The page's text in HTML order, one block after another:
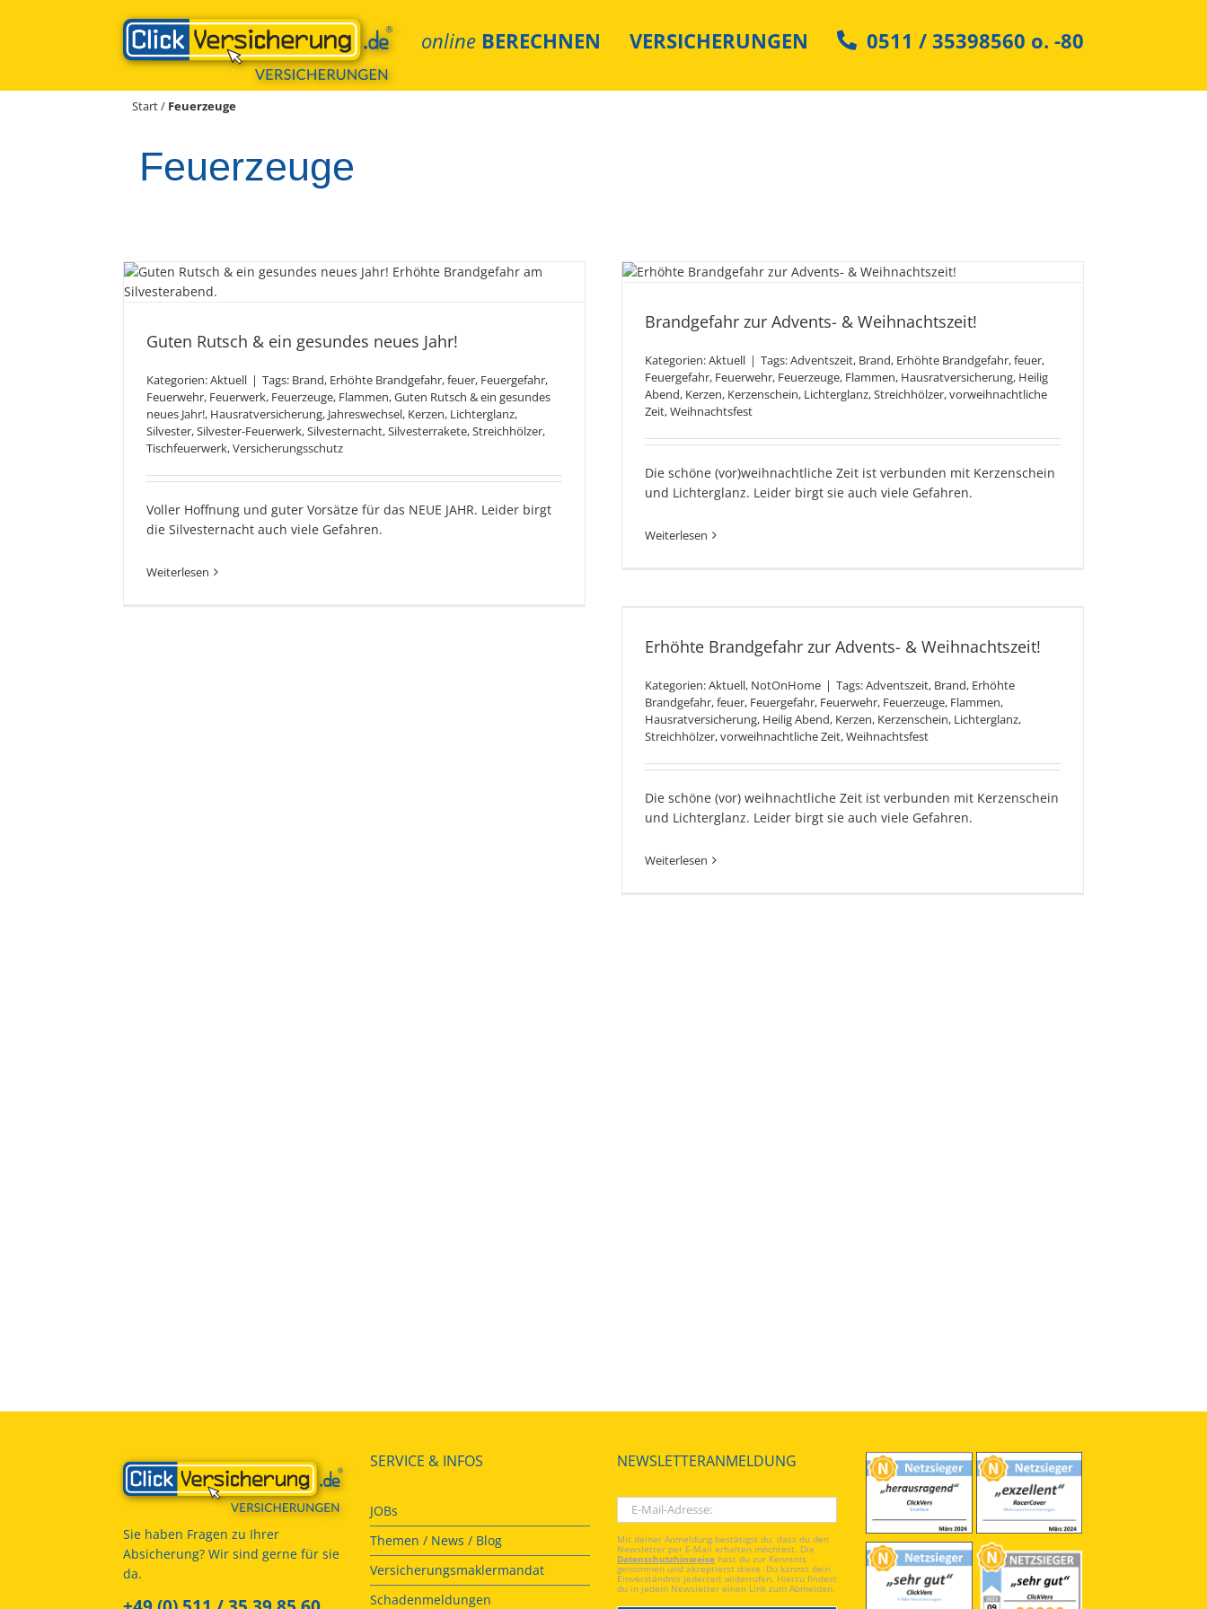
online BERECHNEN VERSICHERUNGEN 0511 / 35398560 o. -80
Start/ Feuerzeuge
Feuerzeuge
Jahr!
Guten Rutsch & ein gesundes neues Jahr!
Kategorien:Aktuell | Tags: Brand, Erhöhte Brandgefahr,feuer, Feuergefahr,
Feuerwehr, Feuerwerk, Feuerzeuge, Flammen,Guten Rutsch & ein gesundes
neues Jahr!, Hausratversicherung, Jahreswechsel, Kerzen, Lichterglanz,
Silvester,Silvester-Feuerwerk,Silvesternacht,Silvesterrakete,Streichhölzer,
Tischfeuerwerk,Versicherungsschutz
Voller Hoffnung und guter Vorsätze für das NEUE JAHR. Leider birgt
die Silvesternacht auch viele Gefahren.
Weiterlesen
Brandgefahr zur Advents- &
Weihnachtszeit!
Brandgefahr zur Advents- & Weihnachtszeit!
Kategorien:Aktuell | Tags:Adventszeit, Brand, Erhöhte Brandgefahr,feuer,
Feuergefahr, Feuerwehr, Feuerzeuge, Flammen, Hausratversicherung, Heilig
Abend, Kerzen, Kerzenschein, Lichterglanz,Streichhölzer,vorweihnachtliche
Zeit,Weihnachtsfest
Die schöne (vor)weihnachtliche Zeit ist verbunden mit Kerzenschein
und Lichterglanz. Leider birgt sie auch viele Gefahren.
Weiterlesen
Erhöhte Brandgefahr zur Advents- & Weihnachtszeit!
Kategorien:Aktuell, NotOnHome | Tags:Adventszeit, Brand, Erhöhte
Brandgefahr,feuer, Feuergefahr, Feuerwehr, Feuerzeuge, Flammen,
Hausratversicherung, Heilig Abend, Kerzen, Kerzenschein, Lichterglanz,
Streichhölzer,vorweihnachtliche Zeit,Weihnachtsfest
Die schöne (vor) weihnachtliche Zeit ist verbunden mit Kerzenschein
und Lichterglanz. Leider birgt sie auch viele Gefahren.
Weiterlesen
Sie haben Fragen zu Ihrer
Absicherung? Wir sind gerne für sie
da.
SERVICE & INFOS
JOBs
Themen / News / Blog
Versicherungsmaklermandat
Schadenmeldungen
NEWSLETTERANMELDUNG
Mit deiner Anmeldung bestätigst du, dass du den
Newsletter per E-Mail erhalten möchtest. Die
Datenschutzhinweise hast du zur Kenntnis
genommen und akzeptierst diese. Du kannst dein
Einverständnis jederzeit widerrufen. Hierzu findest
du in jedem Newsletter einen Link zum Abmelden.